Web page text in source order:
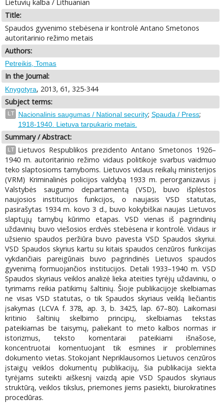
Lietuvių kalba / Lithuanian
Title:
Spaudos gyvenimo stebėsena ir kontrolė Antano Smetonos
autoritarinio režimo metais
Authors:
Petreikis, Tomas
In the Journal:
Knygotyra, 2013, 61, 325-344
Subject terms:
LT Nacionalinis saugumas / National security; Spauda / Press;
1918-1940. Lietuva tarpukario metais.
Summary / Abstract:
LT
Lietuvos Respublikos prezidento Antano Smetonos 1926–
1940 m. autoritarinio režimo vidaus politikoje svarbus vaidmuo
teko slaptosioms tarnyboms. Lietuvos vidaus reikalų ministerijos
(VRM) Kriminalinės policijos valdybą 1933 m. perorganizavus į
Valstybės saugumo departamentą (VSD), buvo išplėstos
naujosios institucijos funkcijos, o naujasis VSD statutas,
pasirašytas 1934 m. kovo 3 d., buvo kokybiškai naujas Lietuvos
slaptųjų tarnybų kūrimo etapas. VSD vienas iš pagrindinių
uždavinių buvo viešosios erdvės stebėsena ir kontrolė. Vidaus ir
užsienio spaudos peržiūra buvo pavesta VSD Spaudos skyriui.
VSD Spaudos skyrius kartu su kitais spaudos cenzūros funkcijas
vykdančiais pareigūnais buvo pagrindinės Lietuvos spaudos
gyvenimą formuojančios institucijos. Detali 1933–1940 m. VSD
Spaudos skyriaus veiklos analizė lieka ateities tyrėjų uždaviniu, o
tyrimams reikia patikimų šaltinių. Šioje publikacijoje skelbiamas
ne visas VSD statutas, o tik Spaudos skyriaus veiklą liečiantis
įsakymas (LCVA f. 378, ap. 3, b. 3425, lap. 67–80). Laikomasi
kritinio šaltinių skelbimo principų, skelbiamas tekstas
pateikiamas be taisymų, paliekant to meto kalbos normas ir
istorizmus, teksto komentarai pateikiami išnašose,
koncentruotai komentuojant tik esmines ir problemines
dokumento vietas. Stokojant Nepriklausomos Lietuvos cenzūros
įstaigų veiklos dokumentų publikacijų, šia publikacija siekta
tyrėjams suteikti aiškesnį vaizdą apie VSD Spaudos skyriaus
struktūrą, veiklos tikslus, priemones jiems pasiekti, biurokratines
procedūras.